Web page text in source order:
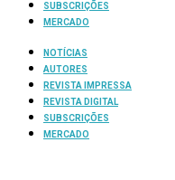
SUBSCRIÇÕES
MERCADO
NOTÍCIAS
AUTORES
REVISTA IMPRESSA
REVISTA DIGITAL
SUBSCRIÇÕES
MERCADO